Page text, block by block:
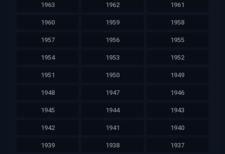
1963 1962 1961
1960 1959 1958
1957 1956 1955
1954 1953 1952
1951 1950 1949
1948 1947 1946
1945 1944 1943
1942 1941 1940
1939 1938 1937